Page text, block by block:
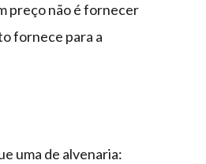
preço não é fornecer
fornece para a
uma de alvenaria: